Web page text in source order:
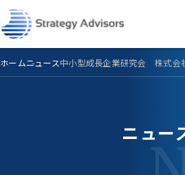
Skip
to
the
ホームニュース中小型成長企業研究会 株式会
ニュー